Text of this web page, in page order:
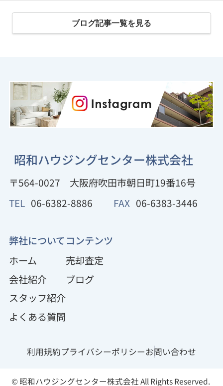
ブログ記事一覧を見る
昭和ハウジングセンター株式会社
〒564-0027
大阪府吹田市朝日町19番16号
TEL 06-6382-8886 FAX 06-6383-3446
弊社について
ホーム
会社紹介
スタッフ紹介
よくある質問
コンテンツ
売却査定
ブログ
利用規約プライバシーポリシーお問い合わせ
© 昭和ハウジングセンター株式会社 All Rights Reserved.